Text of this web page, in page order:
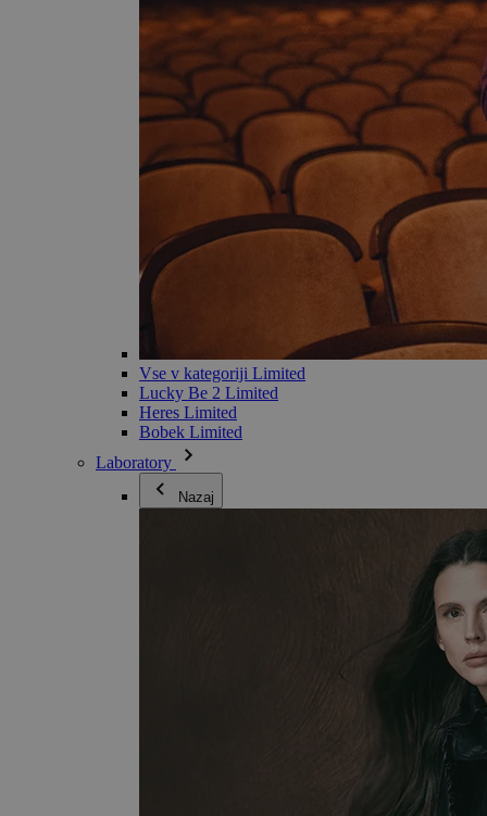
Vse v kategoriji Limited
Lucky Be 2 Limited
Heres Limited
Bobek Limited
Laboratory
Nazaj